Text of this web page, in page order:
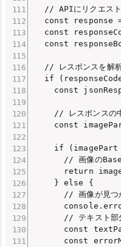
// APIにリクエス
const response
const
const
// レスポンスを解
if
const
// レスポンスの
const
if
// 画像の
return
    } else {
// 画像が見つ
// テキスト部
const
const